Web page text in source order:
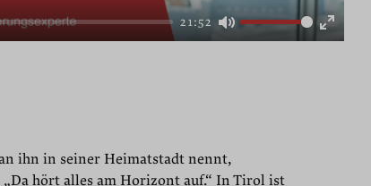
21:52
Mute
Enter
ihn in seiner Heimatstadt nennt,
hört alles am Horizont auf.“ In Tirol ist